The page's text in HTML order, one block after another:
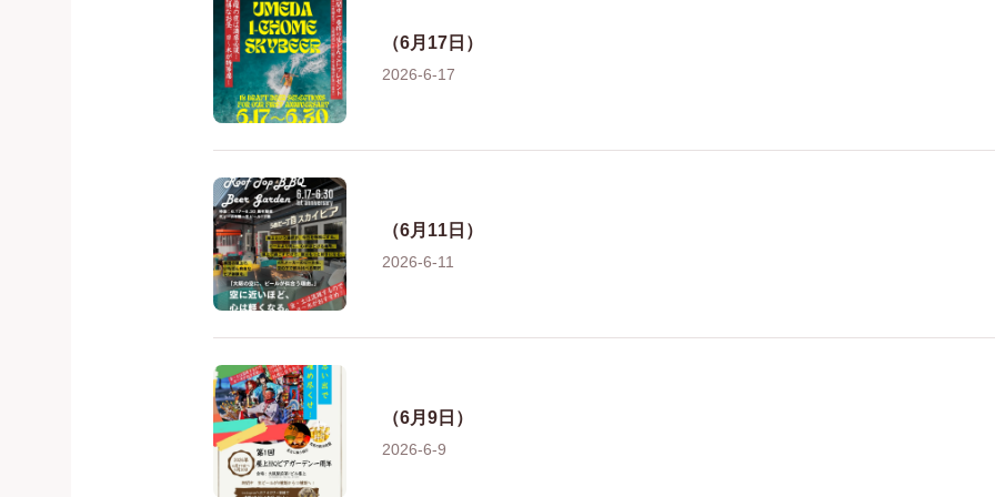
（6月17日）
2026-6-17
（6月11日）
2026-6-11
（6月9日）
2026-6-9